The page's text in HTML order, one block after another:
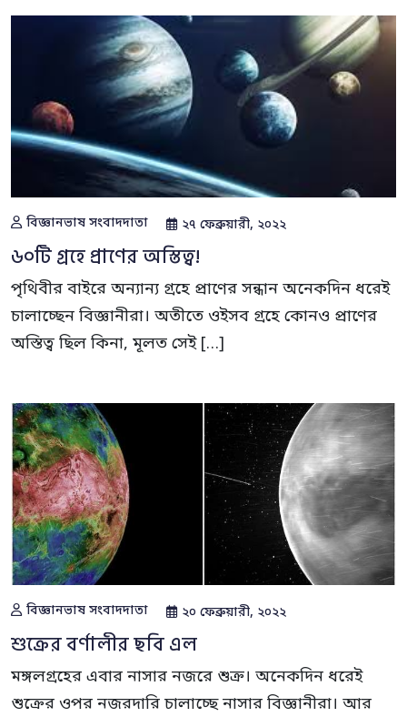
বিজ্ঞানভাষ সংবাদদাতা ২৭ ফেব্রুয়ারী, ২০২২
৬০টি গ্রহে প্রাণের অস্তিত্ব!
পৃথিবীর বাইরে অন্যান্য গ্রহে প্রাণের সন্ধান অনেকদিন ধরেই
চালাচ্ছেন বিজ্ঞানীরা। অতীতে ওইসব গ্রহে কোনও প্রাণের
অস্তিত্ব ছিল কিনা, মূলত সেই […]
বিজ্ঞানভাষ সংবাদদাতা ২০ ফেব্রুয়ারী, ২০২২
শুক্রের বর্ণালীর ছবি এল
মঙ্গলগ্রহের এবার নাসার নজরে শুক্র। অনেকদিন ধরেই
শুক্রের ওপর নজরদারি চালাচ্ছে নাসার বিজ্ঞানীরা। আর